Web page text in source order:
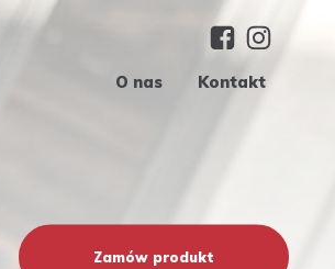
O nas Kontakt
Zamów produkt